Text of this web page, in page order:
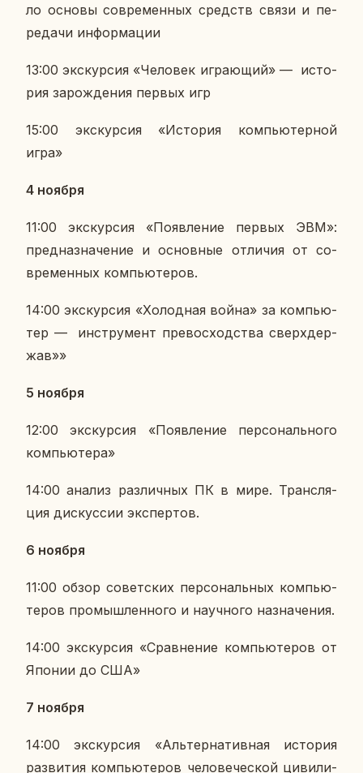
ло основы со­вре­мен­ных средств связи и пе­
ре­да­чи ин­фор­ма­ции
13:00 экс­кур­сия «Че­ло­век иг­ра­ю­щий» — ис­то­
рия за­рож­де­ния первых игр
15:00 экс­кур­сия «Ис­то­рия ком­пью­тер­ной
игра»
4 ноября
11:00 экс­кур­сия «По­яв­ле­ние первых ЭВМ»:
пред­на­зна­че­ние и ос­нов­ные от­ли­чия от со­
вре­мен­ных ком­пью­те­ров.
14:00 экс­кур­сия «Хо­лод­ная война» за ком­пью­
тер — ин­стру­мент пре­вос­ход­ства сверх­дер­
жав»»
5 ноября
12:00 экс­кур­сия «По­яв­ле­ние пер­со­наль­но­го
ком­пью­те­ра»
14:00 анализ раз­лич­ных ПК в мире. Транс­ля­
ция дис­кус­сии экс­пер­тов.
6 ноября
11:00 обзор со­вет­ских пер­со­наль­ных ком­пью­
те­ров про­мыш­лен­но­го и на­уч­но­го на­зна­че­ния.
14:00 экс­кур­сия «Срав­не­ние ком­пью­те­ров от
Японии до США»
7 ноября
14:00 экс­кур­сия «Аль­тер­на­тив­ная ис­то­рия
раз­ви­тия ком­пью­те­ров че­ло­ве­че­ской ци­ви­ли­